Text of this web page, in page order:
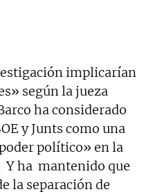
implicarían
según la jueza
ha considerado
y Junts como una
político» en la
ha mantenido que
la separación de